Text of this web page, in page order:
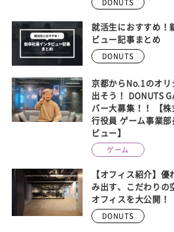
DONUTS
就活生におすすめ！
ビュー記事まとめ
DONUTS
京都からNo.1のオリ
出そう！ DONUTS
バー大募集！！ 【
行役員 ゲーム事業
ビュー】
ゲーム
【オフィス紹介】
み出す、こだわり
オフィスを大公開！
DONUTS